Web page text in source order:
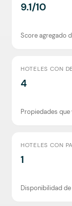
9.1/10
Score agregado
HOTELES CON
4
Propiedades que
HOTELES CON
1
Disponibilidad